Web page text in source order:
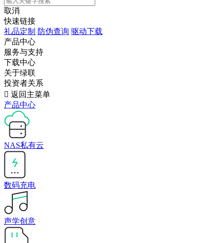
取消
快速链接
礼品定制 防伪查询 驱动下载
产品中心
服务与支持
下载中心
关于绿联
投资者关系
 返回主菜单
产品中心
NAS私有云
数码充电
声学创意